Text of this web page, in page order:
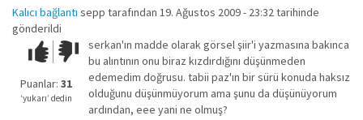
Kalıcı bağlantı sepp tarafından 19. Ağustos 2009 - 23:32 tarihinde
gönderildi
Çok iyi!O
kadar
iyi
değil!
Puanlar: 31
‘yukarı’ dedin
serkan'ın madde olarak görsel şiir'i yazmasına bakınca
bu alıntının onu biraz kızdırdığını düşünmeden
edemedim doğrusu. tabii paz'ın bir sürü konuda haksız
olduğunu düşünmüyorum ama şunu da düşünüyorum
ardından, eee yani ne olmuş?